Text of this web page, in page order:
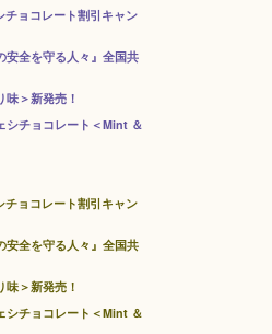
チョコレート割引キャン
安全を守る人々』全国共
＞新発売！
シチョコレート＜Mint ＆
チョコレート割引キャン
安全を守る人々』全国共
＞新発売！
シチョコレート＜Mint ＆